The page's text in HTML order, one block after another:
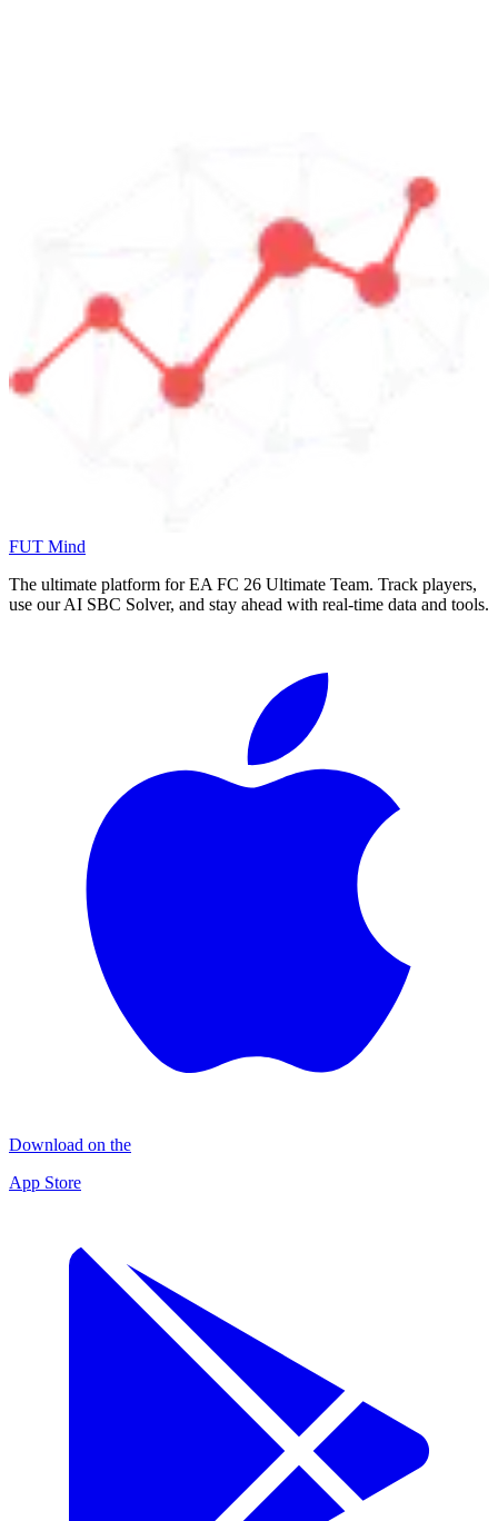
FUT Mind
The ultimate platform for EA FC 26 Ultimate Team. Track players,
use our AI SBC Solver, and stay ahead with real-time data and tools.
Download on the
App Store